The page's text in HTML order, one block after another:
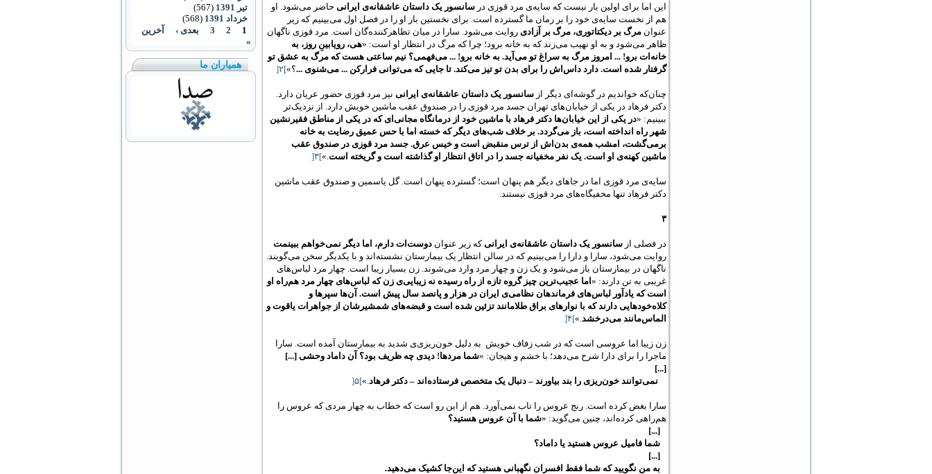
این اما برای اولین بار نیست که سایه‌ی مرد قوزی در سانسور یک داستان عاشقانه‌ی ایرانی حاضر می‌شود. او
هم از نخست سایه‌ی خود را بر رمان ما گسترده است. برای نخستین بار او را در فصل اول می‌بینیم که زیر
عنوان مرگ بر دیکتاتوری، مرگ بر آزادی روایت می‌شود. سارا در میان تظاهرکننده‌گان است. مرد قوزی ناگهان
ظاهر می‌شود و به او نهیب می‌زند که به خانه برود؛ چرا که مرگ در انتظار او است: «هی، رویابینِ روز، به
خانه‌ات برو! ... امروز مرگ به سراغ تو می‌آید. به خانه برو! ... می‌فهمی؟ نیم ساعتی هست که مرگ به عشق تو
گرفتار شده است. دارد داس‌اش را برای بدن تو تیز می‌کند. تا جایی که می‌توانی فرارکن ... می‌شنوی ...؟»[۲]
چنان‌که خواندیم در گوشه‌ای دیگر از سانسور یک داستان عاشقانه‌ی ایرانی نیز مرد قوزی حضور عریان دارد.
دکتر فرهاد در یکی از خیابان‌های تهران جسد مرد قوزی را در صندوق عقب ماشین خویش دارد. از نزدیک‌تر
ببینیم: «در یکی از این خیابان‌ها دکتر فرهاد با ماشین خود از درمانگاه مجانی‌ای که در یکی از مناطق فقیرنشین
شهر راه انداخته است، باز می‌گردد. بر خلاف شب‌های دیگر که خسته اما با حس عمیق رضایت به خانه
برمی‌گشت، امشب همه‌ی بدن‌اش از ترس منقبض است و خیس عرق. جسد مرد قوزی در صندوق عقب
ماشین کهنه‌ی او است. یک نفر مخفیانه جسد را در اتاق انتظار او گذاشته است و گریخته است .»
[۳]
سایه‌ی مرد قوزی اما در جاهای دیگر هم پنهان است؛ گسترده پنهان است. گل یاسمین و صندوق عقب ماشین
دکتر فرهاد تنها مخفیگاه‌های مرد قوزی نیستند.
۳
در فصلی از سانسور یک داستان عاشقانه‌ی ایرانیکه زیر عنوان دوست‌ات دارم، اما دیگر نمی‌خواهم ببینمت
روایت می‌شود، سارا و دارا را می‌بینیم که در سالن انتظار یک بیمارستان نشسته‌اند و با یک­دیگر سخن می‌گویند.
ناگهان در بیمارستان باز می‌شود و یک زن و چهار مرد وارد می‌شوند. زن بسیار زیبا است. چهار مرد لباس‌های
غریبی به تن دارند: «اما عجیب‌ترین چیز گروه تازه‌ از راه رسیده نه زیبایی‌ی زن که لباس‌های چهار مرد هم‌راه او
است که یادآور لباس‌های فرماند‌هان نظامی‌ی ایران در هزار و پانصد سال پیش است. آن‌ها سپرها و
کلاه‌خودهایی دارند که با نوارهای براق طلامانند تزئین شده است و قبضه‌های شمشیرشان از جواهرات یاقوت و
الماس‌مانند می‌درخشد .»
[۴]
زن زیبا اما عروسی است که در شب زفاف خویش به دلیل خون‌ریزی‌ی شدید به بیمارستان آمده است. سارا
ماجرا را برای دارا شرح می‌دهد؛ با خشم و هیجان: «شما مردها! دیدی چه ظریف بود؟ آن داماد وحشی [...]
[...]
نمی‌توانند خون‌ریزی را بند بیاورند – دنبال یک متخصص فرستاده‌اند – دکتر فرهاد .»
[۵]
سارا بغض کرده است. رنج عروس را تاب نمی‌آورد. هم از این رو است که خطاب به چهار مردی که عروس را
هم‌راهی کرده‌اند، چنین می‌گوید: «شما با آن عروس هستید؟
[...]
شما فامیل عروس هستید یا داماد؟
[...]
به من نگویید که شما فقط افسران نگهبانی هستید که این‌جا کشیک می‌دهید.
تیر 1391
(567)
خرداد 1391
(568)
1
2
3 بعدی ›
آخرین
»
همیاران ما